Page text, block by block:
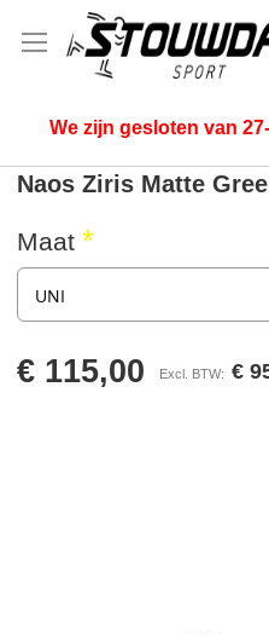
We zijn gesloten van
Naos Ziris Matte
Maat
€ 115,00 €